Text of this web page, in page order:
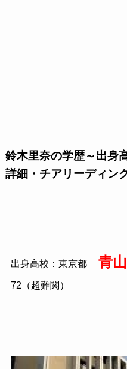
鈴木里奈の学歴～出身
詳細・チアリーディン
出身高校：東京都 青
72（超難関）